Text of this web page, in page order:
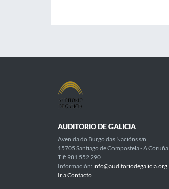
AUDITORIO DE GALICIA
Avenida do Burgo das Nacións s/n
15705 Santiago de Compostela - A Coruña
Tlf: 981 552 290
Información: info@auditoriodegalicia.org
Ir a Contacto